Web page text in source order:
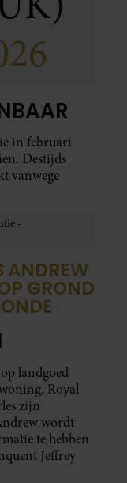
in februari
Destijds
vanwege
ANDREW
GROND
landgoed
Royal
zijn
wordt
te hebben
Jeffrey